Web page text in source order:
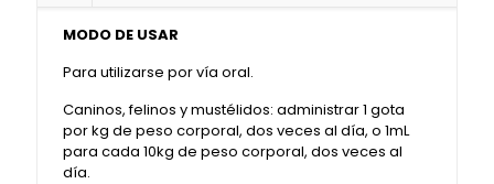
MODO DE USAR
Para utilizarse por vía oral.
Caninos, felinos y mustélidos: administrar 1 gota
por kg de peso corporal, dos veces al día, o 1mL
para cada 10kg de peso corporal, dos veces al
día.